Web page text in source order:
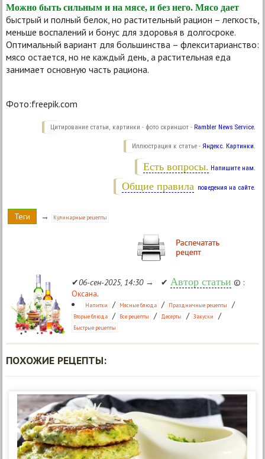
Можно быть сильным и на мясе, и без него. Мясо дает
быстрый и полный белок, но растительный рацион – легкость,
меньше воспалений и бонус для здоровья в долгосроке.
Оптимальный вариант для большинства – флекситарианство:
мясо остается, но не каждый день, а растительная еда
занимает основную часть рациона.
Фото:freepik.com
Цитирование статьи, картинки - фото скриншот - Rambler News Service.
Иллюстрация к статье - Яндекс. Картинки.
Есть вопросы. Напишите нам.
Общие правила поведения на сайте.
Теги → Кулинарные рецепты
✔06-сен-2025, 14:30→ ✔ Автор статьи © :
Оксана.
Напитки / Мясные блюда / Праздничные рецепты /
Вторые блюда / Все рецепты / Десерты / Закуски /
Быстрые рецепты
ПОХОЖИЕ РЕЦЕПТЫ: